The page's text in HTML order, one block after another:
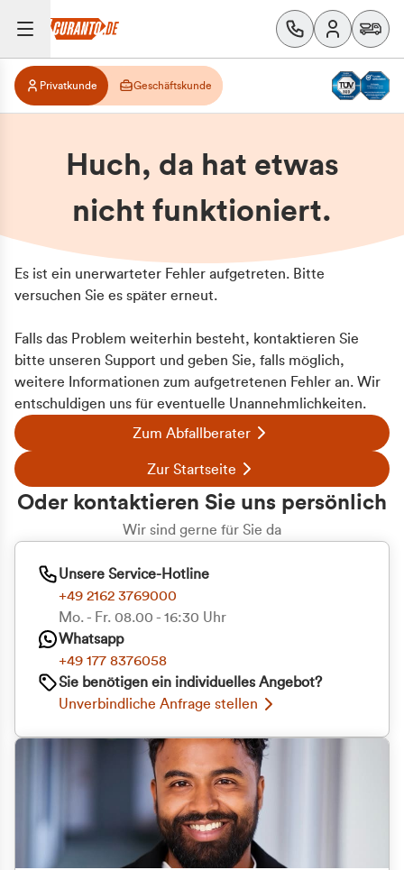
Privatkunde Geschäftskunde
Huch, da hat etwas
nicht funktioniert.
Es ist ein unerwarteter Fehler aufgetreten. Bitte
versuchen Sie es später erneut.
Falls das Problem weiterhin besteht, kontaktieren Sie
bitte unseren Support und geben Sie, falls möglich,
weitere Informationen zum aufgetretenen Fehler an. Wir
entschuldigen uns für eventuelle Unannehmlichkeiten.
Zum Abfallberater
Zur Startseite
Oder kontaktieren Sie uns persönlich
Wir sind gerne für Sie da
Unsere Service-Hotline
+49 2162 3769000
Mo. - Fr. 08.00 - 16:30 Uhr
Whatsapp
+49 177 8376058
Sie benötigen ein individuelles Angebot?
Unverbindliche Anfrage stellen